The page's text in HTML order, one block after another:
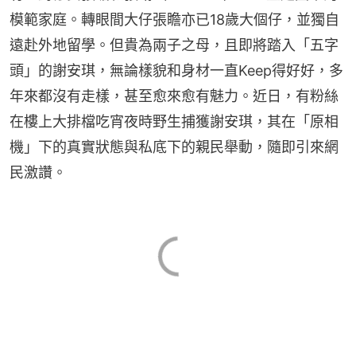
模範家庭。轉眼間大仔張瞻亦已18歲大個仔，並獨自
遠赴外地留學。但貴為兩子之母，且即將踏入「五字
頭」的謝安琪，無論樣貌和身材一直Keep得好好，多
年來都沒有走樣，甚至愈來愈有魅力。近日，有粉絲
在樓上大排檔吃宵夜時野生捕獲謝安琪，其在「原相
機」下的真實狀態與私底下的親民舉動，隨即引來網
民激讚。